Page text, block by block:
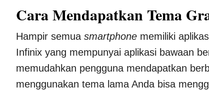
Cara Mendapatkan Tema
Hampir semua smartphone memiliki
Infinix yang mempunyai aplikasi bawaan
memudahkan pengguna mendapatkan
menggunakan tema lama Anda bisa